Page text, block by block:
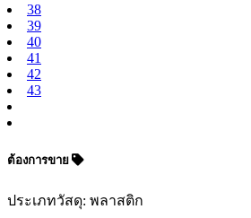
38
39
40
41
42
43
ต้องการขาย
ประเภทวัสดุ: พลาสติก